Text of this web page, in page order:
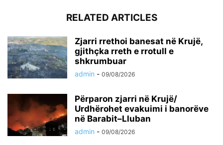
RELATED ARTICLES
Zjarri rrethoi banesat në Krujë,
gjithçka rreth e rrotull e
shkrumbuar
admin - 09/08/2026
Përparon zjarri në Krujë/
Urdhërohet evakuimi i banorëve
në Barabit–Lluban
admin - 09/08/2026